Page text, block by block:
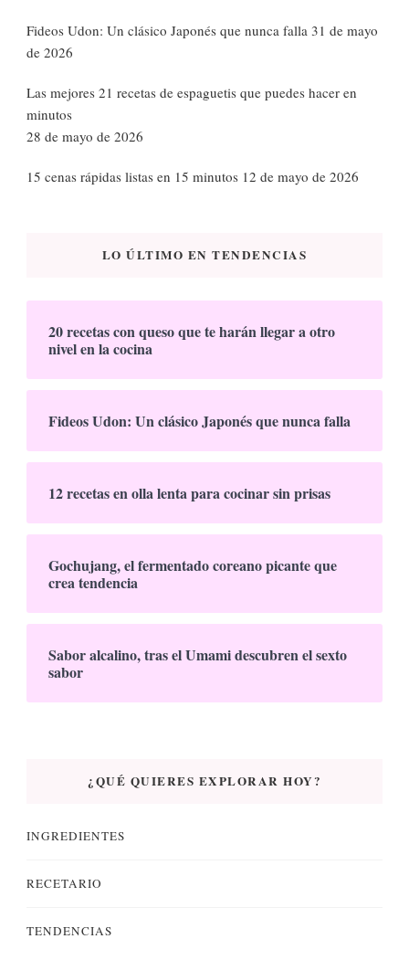
Fideos Udon: Un clásico Japonés que nunca falla 31 de mayo
de 2026
Las mejores 21 recetas de espaguetis que puedes hacer en
minutos
28 de mayo de 2026
15 cenas rápidas listas en 15 minutos 12 de mayo de 2026
LO ÚLTIMO EN TENDENCIAS
20 recetas con queso que te harán llegar a otro
nivel en la cocina
Fideos Udon: Un clásico Japonés que nunca falla
12 recetas en olla lenta para cocinar sin prisas
Gochujang, el fermentado coreano picante que
crea tendencia
Sabor alcalino, tras el Umami descubren el sexto
sabor
¿QUÉ QUIERES EXPLORAR HOY?
INGREDIENTES
RECETARIO
TENDENCIAS